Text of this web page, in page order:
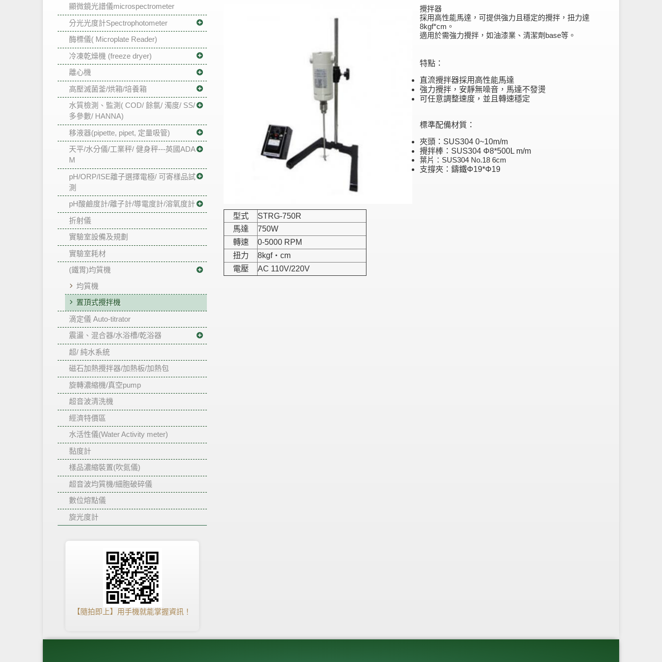
顯微鏡光譜儀microspectrometer
分光光度計Spectrophotometer
酶標儀( Microplate Reader)
冷凍乾燥機 (freeze dryer)
離心機
高壓滅菌釜/烘箱/培養箱
水質檢測、監測( COD/ 餘氯/ 濁度/ SS/
多參數/ HANNA)
移液器(pipette, pipet, 定量吸管)
天平/水分儀/工業秤/ 健身秤---英國ADA
M
pH/ORP/ISE離子選擇電極/ 可寄樣品試
測
pH酸鹼度計/離子計/導電度計/溶氧度計
折射儀
實驗室設備及規劃
實驗室耗材
(鐵胃)均質機
均質機
置頂式攪拌機
滴定儀 Auto-titrator
震盪、混合器/水浴槽/乾浴器
超/ 純水系統
磁石加熱攪拌器/加熱板/加熱包
旋轉濃縮機/真空pump
超音波清洗機
經濟特價區
水活性儀(Water Activity meter)
黏度計
樣品濃縮裝置(吹氮儀)
超音波均質機/細胞破碎儀
數位熔點儀
旋光度計
【隨拍即上】用手機就能掌握資訊！
攪拌器
採用高性能馬達，可提供強力且穩定的攪拌，扭力達
8kgf*cm。
適用於需強力攪拌，如油漆業、清潔劑base等。
特點：
直流攪拌器採用高性能馬達
強力攪拌，安靜無噪音，馬達不發燙
可任意調整速度，並且轉速穩定
標準配備材質：
夾頭：SUS304 0~10m/m
攪拌棒：SUS304 Φ8*500L m/m
葉片：SUS304 No.18 6cm
支撐夾：鑄鐵Φ19*Φ19
型式
STRG-750R
馬達
750W
轉速
0-5000 RPM
扭力
8kgf‧cm
電壓
AC 110V/220V